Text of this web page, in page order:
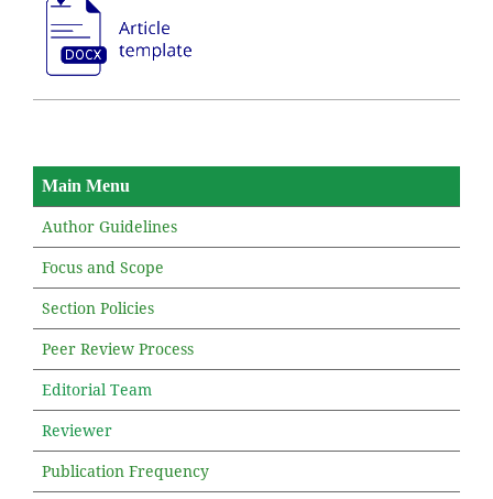
Main Menu
Author Guidelines
Focus and Scope
Section Policies
Peer Review Process
Editorial Team
Reviewer
Publication Frequency